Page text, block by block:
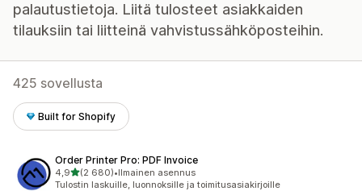
palautustietoja. Liitä tulosteet asiakkaiden
tilauksiin tai liitteinä vahvistussähköposteihin.
425 sovellusta
Built for Shopify
Order Printer Pro: PDF Invoice
4,9/ 5 tähteä
(2 680)
2680 arvostelua yhteensä
•Ilmainen asennus
Tulostin laskuille, luonnoksille ja toimitusasiakirjoille